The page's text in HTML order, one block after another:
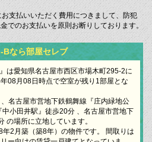
支払いいただく費用につきまして、防犯
でのお支払いを原則お断りしております。
なら部屋セレブ
は愛知県名古屋市西区市場木町295-2に
08月08日時点で空室が残り1部屋とな
名古屋市営地下鉄鶴舞線『庄内緑地公
小田井駅』徒歩20分 、名古屋市営地下
の場所に立地しています。
2月築（築8年）の物件です。 間取りは